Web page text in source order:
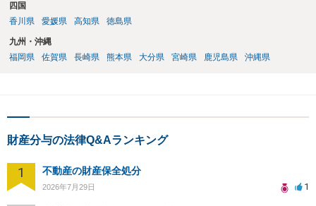
四国
香川県
愛媛県 高知県 徳島県
九州・沖縄
福岡県
佐賀県 長崎県 熊本県 大分県 宮崎県 鹿児島県 沖縄県
財産分与の法律Q&Aランキング
1 不動産の財産保全処分
2026年7月29日 1